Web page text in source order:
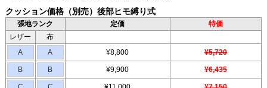
クッション価格（別売）後部ヒモ縛り式
張地ランク 定価
特価
レザー
布
A
A ¥8,800 ¥5,720
B B ¥9,900 ¥6,435